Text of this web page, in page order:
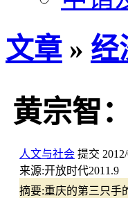
文章 » 经
黄宗智
人文与社会 提交
来源:开放时代2011.9
摘要:重庆的第三只手